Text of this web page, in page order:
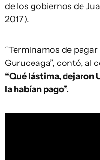
de los gobiernos de
2017).
“Terminamos de
Guruceaga”, contó, al
“Qué lástima, dejaron
la habían pago”.